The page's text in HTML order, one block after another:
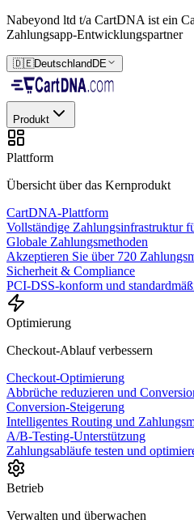
Nabeyond ltd t/a CartDNA ist ein
Zahlungsapp-Entwicklungspartner
🇩🇪Deutschland DE
Produkt
Plattform
Übersicht über das Kernprodukt
CartDNA-Plattform
Vollständige Zahlungsinfrastruktur
Globale Zahlungsmethoden
Akzeptieren Sie über 720
Sicherheit & Compliance
PCI-DSS-konform und
Optimierung
Checkout-Ablauf verbessern
Checkout-Optimierung
Abbrüche reduzieren und
Conversion-Steigerung
Intelligentes Routing und
A/B-Testing-Unterstützung
Zahlungsabläufe testen und
Betrieb
Verwalten und überwachen